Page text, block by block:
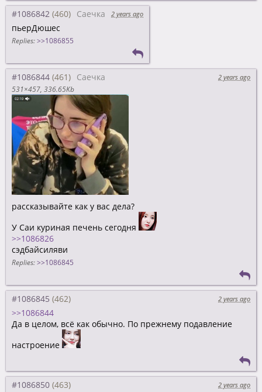
#1086842 Саечка 2 years ago
пьерДюшес
Replies: >>1086855
#1086844 Саечка
2 years ago
531×457 336.65Kb
рассказывайте как у вас дела?
У Саи куриная печень сегодня
>>1086826
сэдбайсиляви
Replies: >>1086845
#1086845 2 years ago
>>1086844
Да в целом, всё как обычно. По прежнему подавление
настроение
#1086850 2 years ago